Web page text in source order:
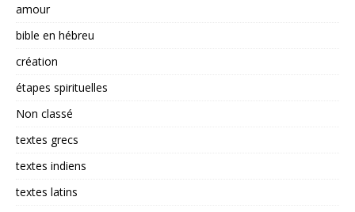
amour
bible en hébreu
création
étapes spirituelles
Non classé
textes grecs
textes indiens
textes latins